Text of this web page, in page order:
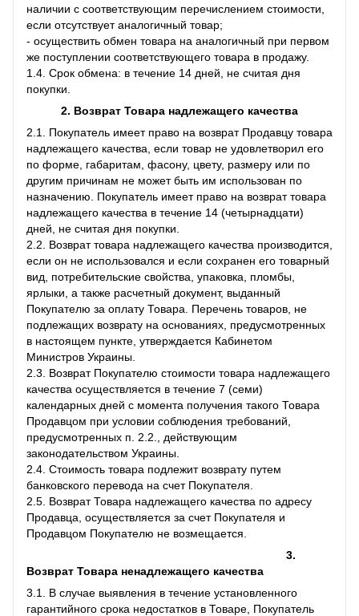
наличии с соответствующим перечислением стоимости,
если отсутствует аналогичный товар;
- осуществить обмен товара на аналогичный при первом
же поступлении соответствующего товара в продажу.
1.4. Срок обмена: в течение 14 дней, не считая дня
покупки.
2. Возврат Товара надлежащего качества
2.1. Покупатель имеет право на возврат Продавцу товара
надлежащего качества, если товар не удовлетворил его
по форме, габаритам, фасону, цвету, размеру или по
другим причинам не может быть им использован по
назначению. Покупатель имеет право на возврат товара
надлежащего качества в течение 14 (четырнадцати)
дней, не считая дня покупки.
2.2. Возврат товара надлежащего качества производится,
если он не использовался и если сохранен его товарный
вид, потребительские свойства, упаковка, пломбы,
ярлыки, а также расчетный документ, выданный
Покупателю за оплату Товара. Перечень товаров, не
подлежащих возврату на основаниях, предусмотренных
в настоящем пункте, утверждается Кабинетом
Министров Украины.
2.3. Возврат Покупателю стоимости товара надлежащего
качества осуществляется в течение 7 (семи)
календарных дней с момента получения такого Товара
Продавцом при условии соблюдения требований,
предусмотренных п. 2.2., действующим
законодательством Украины.
2.4. Стоимость товара подлежит возврату путем
банковского перевода на счет Покупателя.
2.5. Возврат Товара надлежащего качества по адресу
Продавца, осуществляется за счет Покупателя и
Продавцом Покупателю не возмещается.
3.
Возврат Товара ненадлежащего качества
3.1. В случае выявления в течение установленного
гарантийного срока недостатков в Товаре, Покупатель